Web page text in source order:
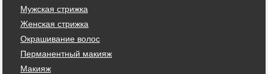
Мужская стрижка
Женская стрижка
Окрашивание волос
Перманентный макияж
Макияж